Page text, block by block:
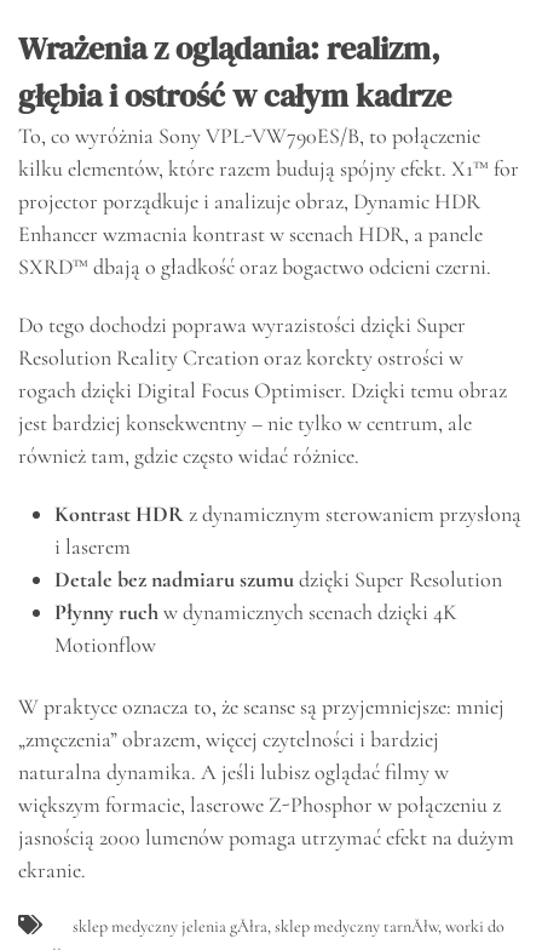
Wrażenia z oglądania: realizm,
głębia i ostrość w całym kadrze
To, co wyróżnia Sony VPL-VW790ES/B, to połączenie
kilku elementów, które razem budują spójny efekt. X1™ for
projector porządkuje i analizuje obraz, Dynamic HDR
Enhancer wzmacnia kontrast w scenach HDR, a panele
SXRD™ dbają o gładkość oraz bogactwo odcieni czerni.
Do tego dochodzi poprawa wyrazistości dzięki Super
Resolution Reality Creation oraz korekty ostrości w
rogach dzięki Digital Focus Optimiser. Dzięki temu obraz
jest bardziej konsekwentny – nie tylko w centrum, ale
również tam, gdzie często widać różnice.
Kontrast HDRz dynamicznym sterowaniem przysłoną
i laserem
Detale bez nadmiaru szumudzięki Super Resolution
Płynny ruchw dynamicznych scenach dzięki 4K
Motionflow
W praktyce oznacza to, że seanse są przyjemniejsze: mniej
„zmęczenia” obrazem, więcej czytelności i bardziej
naturalna dynamika. A jeśli lubisz oglądać filmy w
większym formacie, laserowe Z-Phosphor w połączeniu z
jasnością 2000 lumenów pomaga utrzymać efekt na dużym
ekranie.
sklep medyczny jelenia gĂłra,sklep medyczny tarnĂłw,worki do